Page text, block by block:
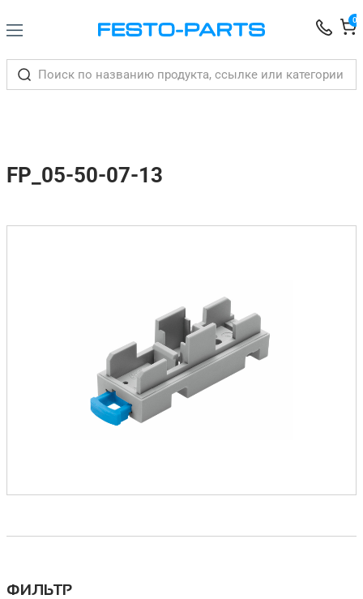
0
FP_05-50-07-13
ФИЛЬТР